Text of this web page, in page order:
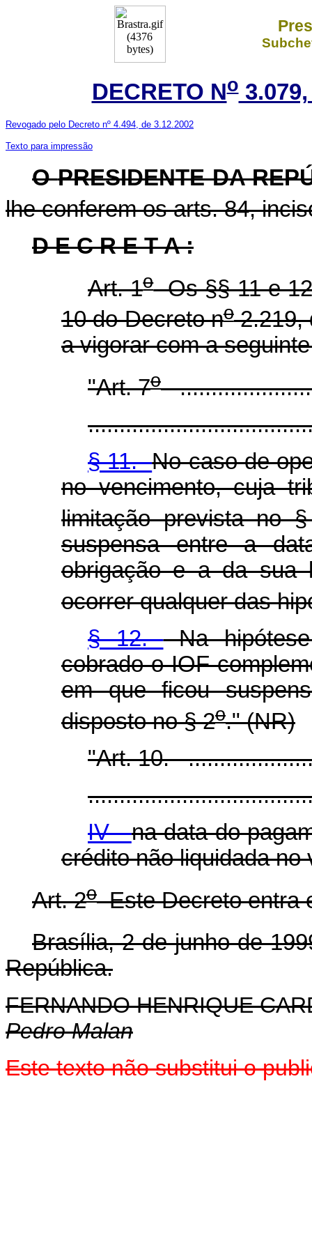
DECRETO No3.079,
Revogado pelo Decreto nº 4.494, de 3.12.2002
Texto para impressão
OPRESIDENTE DA
lhe conferem os arts. 84,
D E C R E T A :
Art. 1oOs §§ 11 e
10 do Decreto no2.219,
a vigorar com a
"Art. 7o
§ 11.No caso de
no vencimento, cuja
limitação prevista no
suspensa entre a
obrigação e a da sua
ocorrer qualquer das
§ 12.Na hipótese
cobrado o IOF
em que ficou
disposto no § 2o." (NR)
"Art. 10.
IV -na data do
crédito não liquidada no
Art. 2oEste Decreto entra
Brasília, 2 de junho de
República.
FERNANDO HENRIQUE
Pedro Malan
Este texto não substitui o